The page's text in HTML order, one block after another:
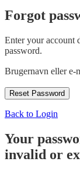
Forgot
Enter your account
password.
Brugernavn eller e-
Back to Login
Your
invalid or